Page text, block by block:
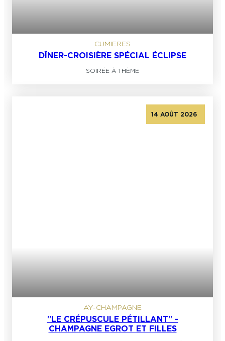
CUMIERES
DÎNER-CROISIÈRE SPÉCIAL ÉCLIPSE
SOIRÉE À THÈME
14 AOÛT 2026
AY-CHAMPAGNE
"LE CRÉPUSCULE PÉTILLANT" -
CHAMPAGNE EGROT ET FILLES